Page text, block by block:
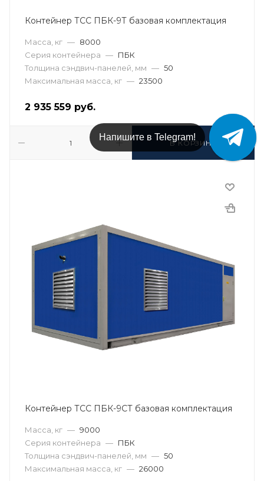
Контейнер ТСС ПБК-9Т базовая комплектация
Масса, кг — 8000
Серия контейнера — ПБК
Толщина сэндвич-панелей, мм — 50
Максимальная масса, кг — 23500
2 935 559 руб.
В КОРЗИНУ
Контейнер ТСС ПБК-9СТ базовая комплектация
Масса, кг — 9000
Серия контейнера — ПБК
Толщина сэндвич-панелей, мм — 50
Максимальная масса, кг — 26000
Напишите в Telegram!